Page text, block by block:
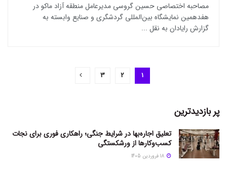
مصاحبه اختصاصی حسین گروسی مدیرعامل منطقه آزاد ماکو در
هفدهمین نمایشگاه بین‌المللی گردشگری و صنایع وابسته به
گزارش رایادان به نقل ...
1
2
3
پر بازدیدترین
تعلیق اجاره‌بها در شرایط جنگی؛ راهکاری فوری برای نجات
کسب‌وکارها از ورشکستگی